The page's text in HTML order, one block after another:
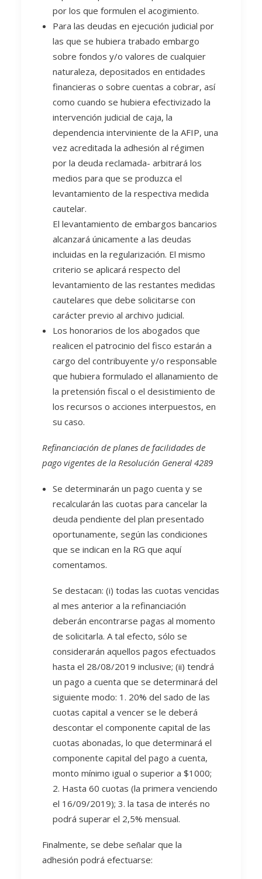
por los que formulen el acogimiento.
Para las deudas en ejecución judicial por
las que se hubiera trabado embargo
sobre fondos y/o valores de cualquier
naturaleza, depositados en entidades
financieras o sobre cuentas a cobrar, así
como cuando se hubiera efectivizado la
intervención judicial de caja, la
dependencia interviniente de la AFIP, una
vez acreditada la adhesión al régimen
por la deuda reclamada- arbitrará los
medios para que se produzca el
levantamiento de la respectiva medida
cautelar.
El levantamiento de embargos bancarios
alcanzará únicamente a las deudas
incluidas en la regularización. El mismo
criterio se aplicará respecto del
levantamiento de las restantes medidas
cautelares que debe solicitarse con
carácter previo al archivo judicial.
Los honorarios de los abogados que
realicen el patrocinio del fisco estarán a
cargo del contribuyente y/o responsable
que hubiera formulado el allanamiento de
la pretensión fiscal o el desistimiento de
los recursos o acciones interpuestos, en
su caso.
Refinanciación de planes de facilidades de
pago vigentes de la Resolución General 4289
Se determinarán un pago cuenta y se
recalcularán las cuotas para cancelar la
deuda pendiente del plan presentado
oportunamente, según las condiciones
que se indican en la RG que aquí
comentamos.
Se destacan: (i) todas las cuotas vencidas
al mes anterior a la refinanciación
deberán encontrarse pagas al momento
de solicitarla. A tal efecto, sólo se
considerarán aquellos pagos efectuados
hasta el 28/08/2019 inclusive; (ii) tendrá
un pago a cuenta que se determinará del
siguiente modo: 1. 20% del sado de las
cuotas capital a vencer se le deberá
descontar el componente capital de las
cuotas abonadas, lo que determinará el
componente capital del pago a cuenta,
monto mínimo igual o superior a $1000;
2. Hasta 60 cuotas (la primera venciendo
el 16/09/2019); 3. la tasa de interés no
podrá superar el 2,5% mensual.
Finalmente, se debe señalar que la
adhesión podrá efectuarse: